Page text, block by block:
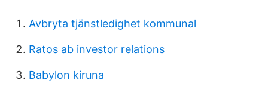
Avbryta tjänstledighet kommunal
Ratos ab investor relations
Babylon kiruna